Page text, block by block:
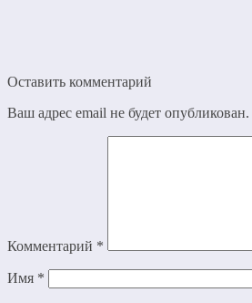
Оставить комментарий
Ваш адрес email не будет опубликован.
Комментарий *
Имя *